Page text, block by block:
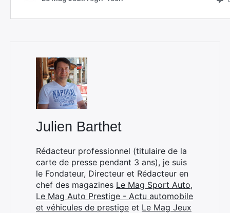
Julien Barthet
Rédacteur professionnel (titulaire de la
carte de presse pendant 3 ans), je suis
le Fondateur, Directeur et Rédacteur en
chef des magazines Le Mag Sport Auto,
Le Mag Auto Prestige - Actu automobile
et véhicules de prestige et Le Mag Jeux
Rechercher